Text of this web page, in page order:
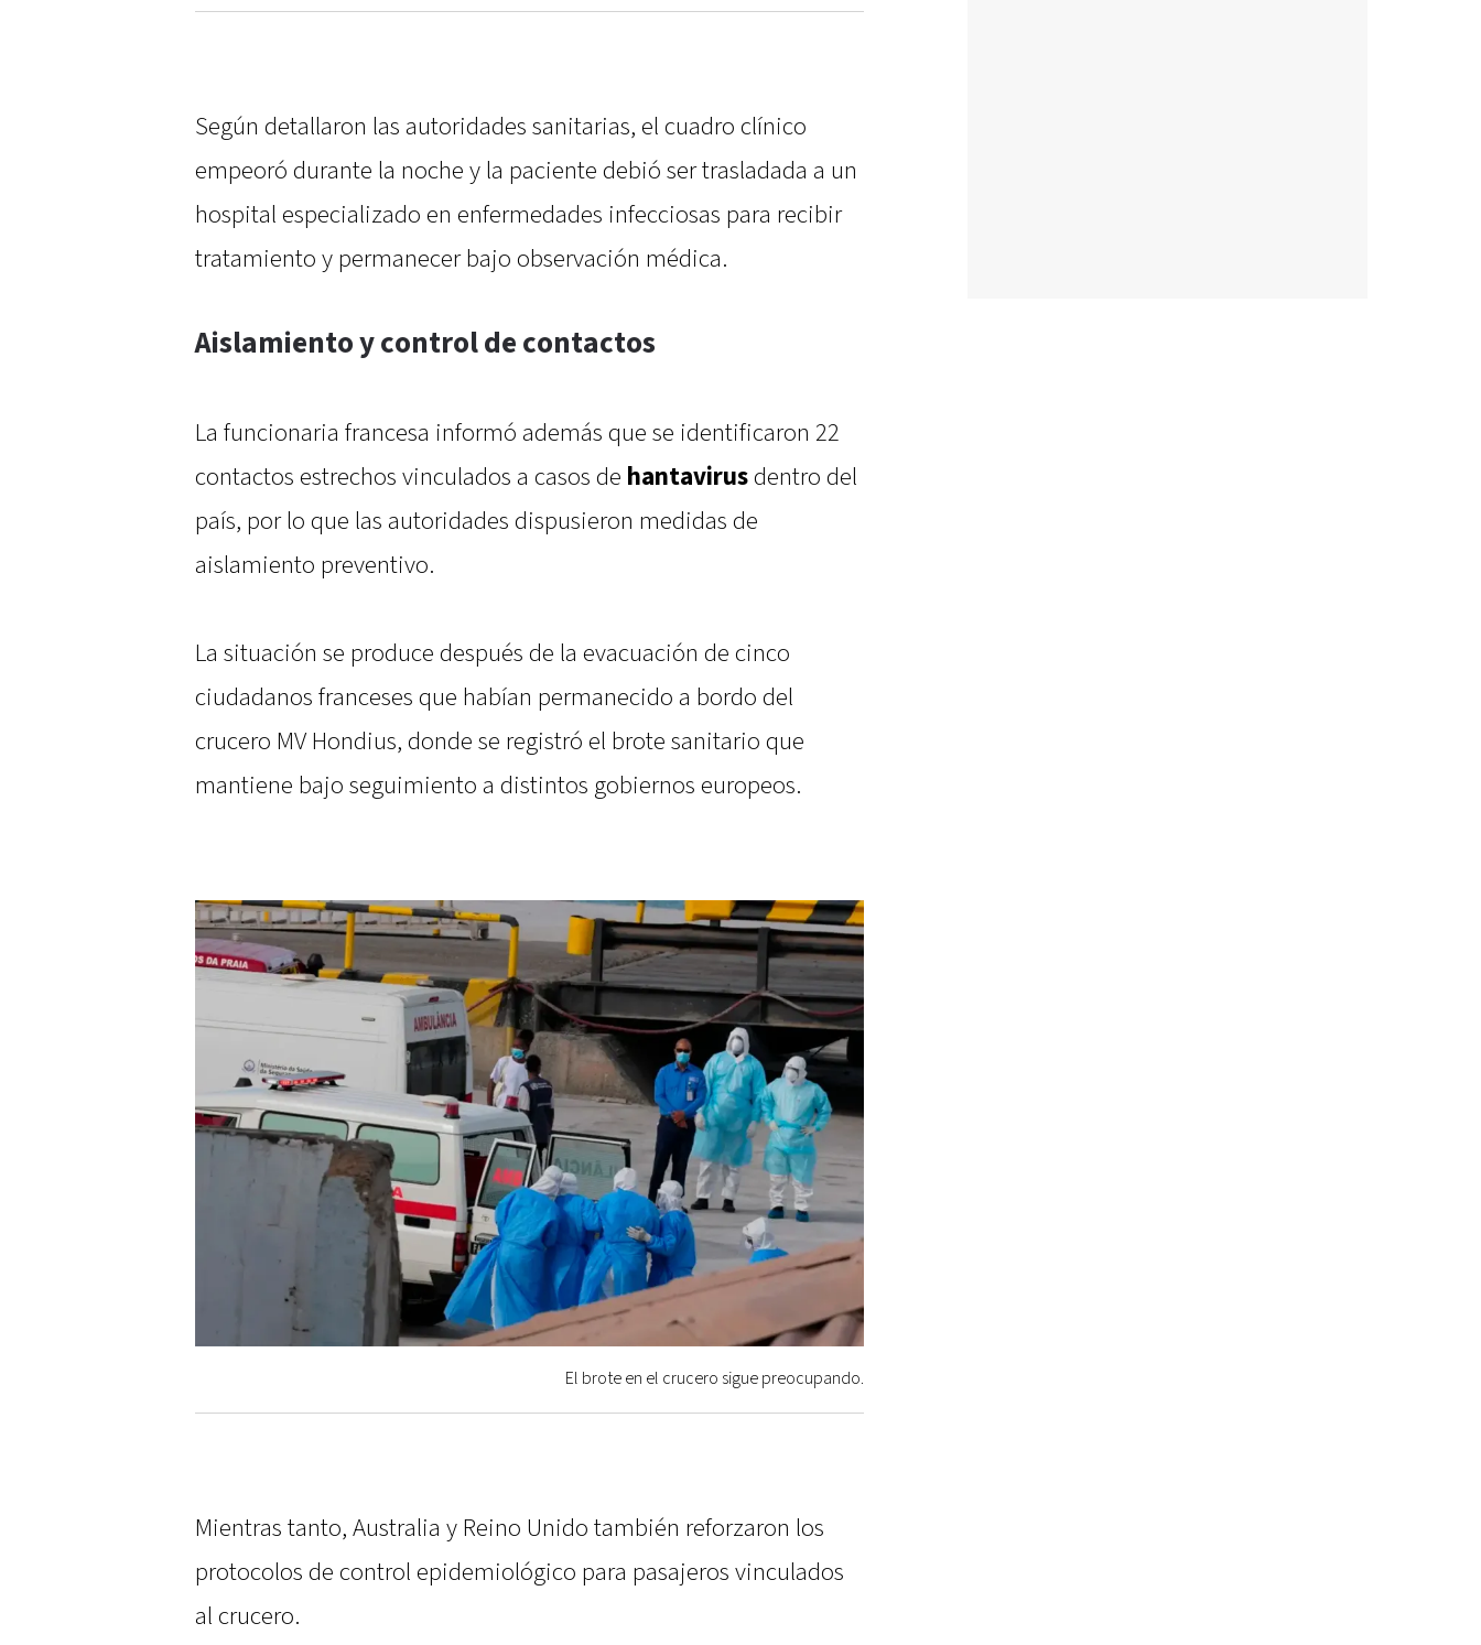
Según detallaron las autoridades sanitarias, el cuadro clínico
empeoró durante la noche y la paciente debió ser trasladada a un
hospital especializado en enfermedades infecciosas para recibir
tratamiento y permanecer bajo observación médica.
Aislamiento y control de contactos
La funcionaria francesa informó además que se identificaron 22
contactos estrechos vinculados a casos de hantavirusdentro del
país, por lo que las autoridades dispusieron medidas de
aislamiento preventivo.
La situación se produce después de la evacuación de cinco
ciudadanos franceses que habían permanecido a bordo del
crucero MV Hondius, donde se registró el brote sanitario que
mantiene bajo seguimiento a distintos gobiernos europeos.
El brote en el crucero sigue preocupando.
Mientras tanto, Australia y Reino Unido también reforzaron los
protocolos de control epidemiológico para pasajeros vinculados
al crucero.